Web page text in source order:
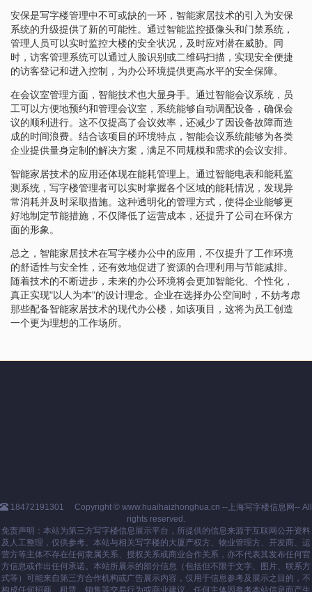
安保是写字楼管理中不可或缺的一环，智能家居技术的引入为安保
系统的升级提供了新的可能性。通过智能监控摄像头和门禁系统，
管理人员可以实时监控大楼的安全状况，及时应对潜在威胁。同
时，访客管理系统可以通过人脸识别或二维码扫描，实现安全便捷
的访客登记和进入控制，为办公环境提供更高水平的安全保障。
在会议室管理方面，智能技术也大显身手。通过智能会议系统，员
工可以方便地预约和管理会议室，系统能够自动调配设备，确保会
议的顺利进行。这不仅提高了会议效率，还减少了因设备故障而造
成的时间浪费。结合该项目的环境特点，智能会议系统能够为各类
企业提供量身定制的解决方案，满足不同规模和需求的会议安排。
智能家居技术的应用还体现在能耗管理上。通过智能电表和能耗监
测系统，写字楼管理者可以实时掌握各个区域的能耗情况，发现异
常消耗并及时采取措施。这种透明化的管理方式，使得企业能够更
好地制定节能措施，不仅降低了运营成本，还提升了公司在环保方
面的形象。
总之，智能家居技术在写字楼办公中的应用，不仅提升了工作环境
的舒适性与安全性，还有效地促进了资源的合理利用与节能减排。
随着技术的不断进步，未来的办公环境将会更加智能化、个性化，
真正实现"以人为本"的设计理念。企业在选择办公空间时，不妨考虑
那些配备智能家居技术的现代办公楼，如该项目，这将为员工创造
一个更为理想的工作场所。
18472191301
Copyright © www.huaihaizhonghua.cn --上海写字楼信息网-- All
rights reserved.
免责声明：本站为第三方写字楼信息展示平台，所提供的信息来源于互联网公开资料
及人工整理，仅供参考。本站与相关写字楼的大厦产权方、物业管理方、开发商、运
营方等主体不存在任何隶属关系、授权关系或商业合作关系，亦不代表其发布任何官
方信息或作出任何承诺。本站所展示的部分信息（包括但不限于文字、图片、联系方
式等）可能来自第三方合作机构或广告展示内容，仅用于信息参考及展示之目的，不
构成任何招商、租赁、销售等交易行为或商业建议。任何主体因参考本站信息而产生